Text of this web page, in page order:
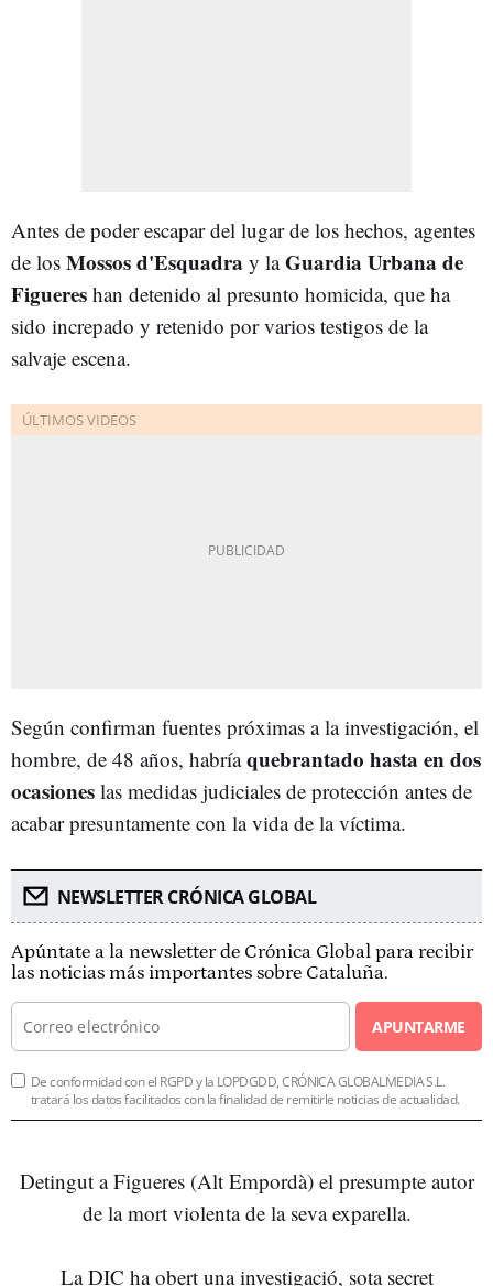
Antes de poder escapar del lugar de los hechos, agentes
de los Mossos d'Esquadra y laGuardia Urbana de
Figueres han detenido al presunto homicida, que ha
sido increpado y retenido por varios testigos de la
salvaje escena.
Según confirman fuentes próximas a la investigación, el
hombre, de 48 años, habríaquebrantado hasta en dos
ocasiones las medidas judiciales de protección antes de
acabar presuntamente con la vida de la víctima.
NEWSLETTER CRÓNICA GLOBAL
Apúntate a la newsletter de Crónica Global para recibir
las noticias más importantes sobre Cataluña.
APUNTARME
De conformidad con el RGPD y la LOPDGDD, CRÓNICA GLOBALMEDIA S.L.
tratará los datos facilitados con la finalidad de remitirle noticias de actualidad.
Detingut a Figueres (Alt Empordà) el presumpte autor
de la mort violenta de la seva exparella.
La DIC ha obert una investigació, sota secret